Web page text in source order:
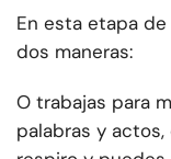
En esta etapa
dos maneras:
O trabajas para
palabras y